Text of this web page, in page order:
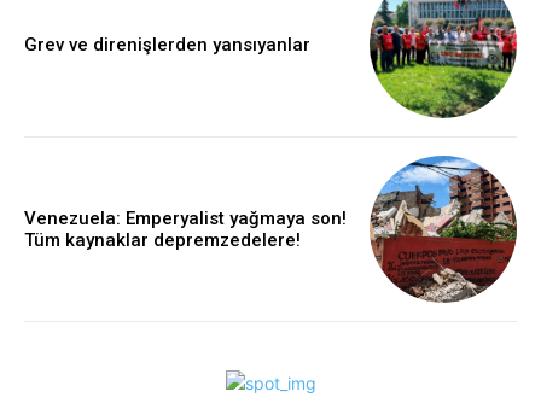
Grev ve direnişlerden yansıyanlar
Venezuela: Emperyalist yağmaya son!
Tüm kaynaklar depremzedelere!